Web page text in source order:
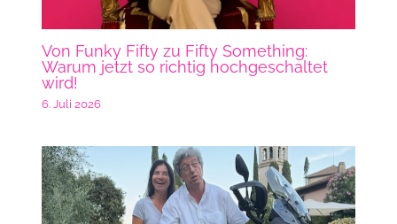
Von Funky Fifty zu Fifty Something:
Warum jetzt so richtig hochgeschaltet
wird!
6. Juli 2026